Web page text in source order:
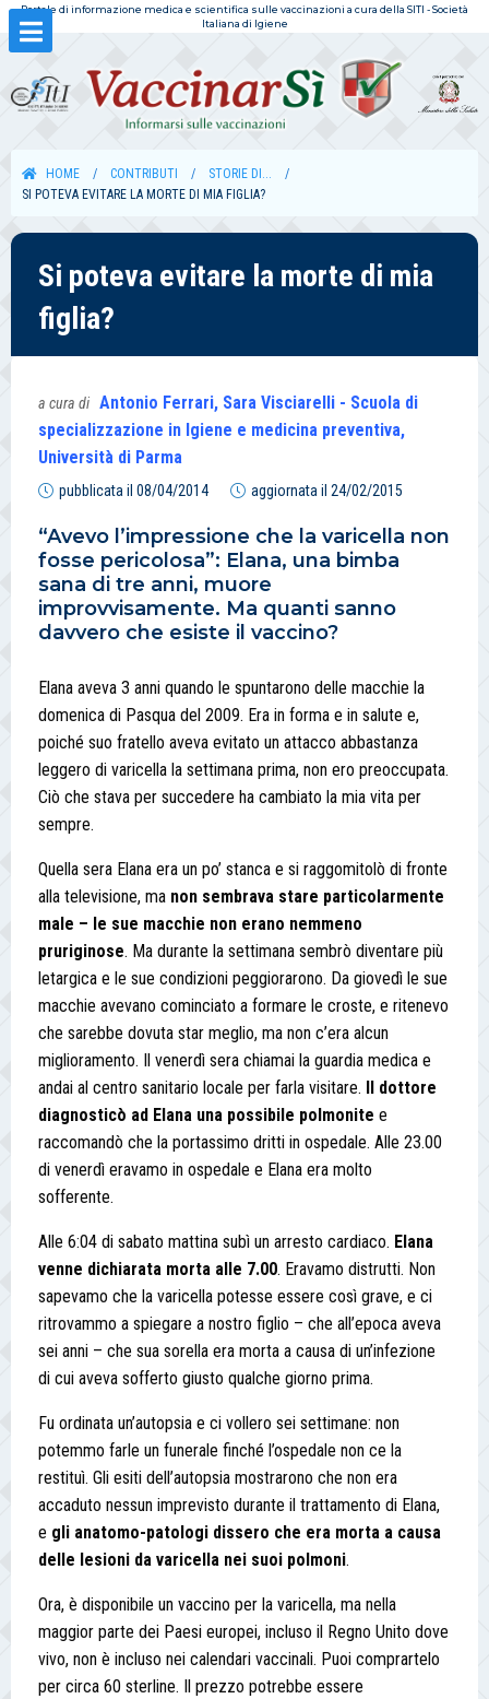
Portale di informazione medica e scientifica sulle vaccinazioni a cura della SITI - Società
Italiana di Igiene
HOME CONTRIBUTI
STORIE DI...
SI POTEVA EVITARE LA MORTE DI MIA FIGLIA?
Si poteva evitare la morte di mia
figlia?
a cura di Antonio Ferrari, Sara Visciarelli - Scuola di
specializzazione in Igiene e medicina preventiva,
Università di Parma
pubblicata il 08/04/2014 aggiornata il 24/02/2015
“Avevo l’impressione che la varicella non
fosse pericolosa”: Elana, una bimba
sana di tre anni, muore
improvvisamente. Ma quanti sanno
davvero che esiste il vaccino?
Elana aveva 3 anni quando le spuntarono delle macchie la
domenica di Pasqua del 2009. Era in forma e in salute e,
poiché suo fratello aveva evitato un attacco abbastanza
leggero di varicella la settimana prima, non ero preoccupata.
Ciò che stava per succedere ha cambiato la mia vita per
sempre.
Quella sera Elana era un po’ stanca e si raggomitolò di fronte
alla televisione, ma non sembrava stare particolarmente
male – le sue macchie non erano nemmeno
pruriginose. Ma durante la settimana sembrò diventare più
letargica e le sue condizioni peggiorarono. Da giovedì le sue
macchie avevano cominciato a formare le croste, e ritenevo
che sarebbe dovuta star meglio, ma non c’era alcun
miglioramento. Il venerdì sera chiamai la guardia medica e
andai al centro sanitario locale per farla visitare.
Il dottore
diagnosticò ad Elana una possibile polmonite e
raccomandò che la portassimo dritti in ospedale. Alle 23.00
di venerdì eravamo in ospedale e Elana era molto
sofferente.
Alle 6:04 di sabato mattina subì un arresto cardiaco. Elana
venne dichiarata morta alle 7.00. Eravamo distrutti. Non
sapevamo che la varicella potesse essere così grave, e ci
ritrovammo a spiegare a nostro figlio – che all’epoca aveva
sei anni – che sua sorella era morta a causa di un’infezione
di cui aveva sofferto giusto qualche giorno prima.
Fu ordinata un’autopsia e ci vollero sei settimane: non
potemmo farle un funerale finché l’ospedale non ce la
restituì. Gli esiti dell’autopsia mostrarono che non era
accaduto nessun imprevisto durante il trattamento di Elana,
e gli anatomo-patologi dissero che era morta a causa
delle lesioni da varicella nei suoi polmoni.
Ora, è disponibile un vaccino per la varicella, ma nella
maggior parte dei Paesi europei, incluso il Regno Unito dove
vivo, non è incluso nei calendari vaccinali. Puoi comprartelo
per circa 60 sterline. Il prezzo potrebbe essere